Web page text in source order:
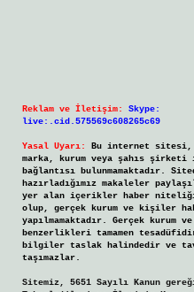
Reklam ve İletişim:
Skype:
live:.cid.575569c608265c69
Yasal Uyarı:
Bu internet sitesi,
marka, kurum veya şahıs
bağlantısı bulunmamaktadır.
hazırladığımız makaleler
yer alan içerikler haber niteliği
olup, gerçek kurum ve kişiler
yapılmamaktadır. Gerçek
benzerlikleri tamamen
bilgiler taslak halindedir ve
taşımazlar.
Sitemiz, 5651 Sayılı Kanun